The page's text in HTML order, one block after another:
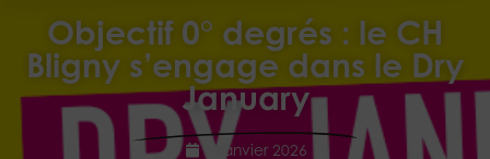
Objectif 0° degrés : le CH
Bligny s’engage dans le Dry
January
1 janvier 2026